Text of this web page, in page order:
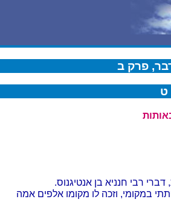
פרק ב
ט
רבי חנניא בן אנטיגנוס.
במקומי, וזכה לו מקומו אלפים אמה